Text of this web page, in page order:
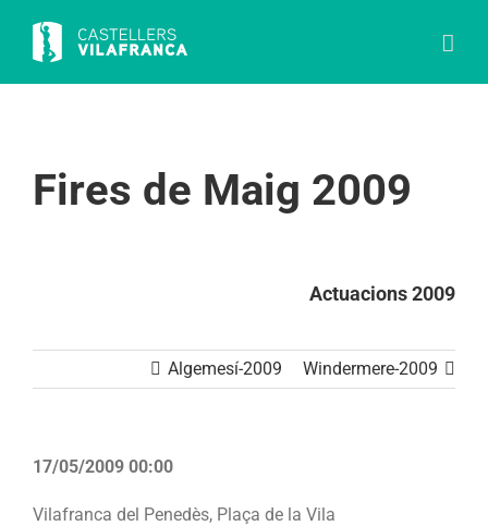
content
Fires de Maig 2009
Actuacions 2009
Algemesí-2009 Windermere-2009
17/05/2009 00:00
Vilafranca del Penedès, Plaça de la Vila